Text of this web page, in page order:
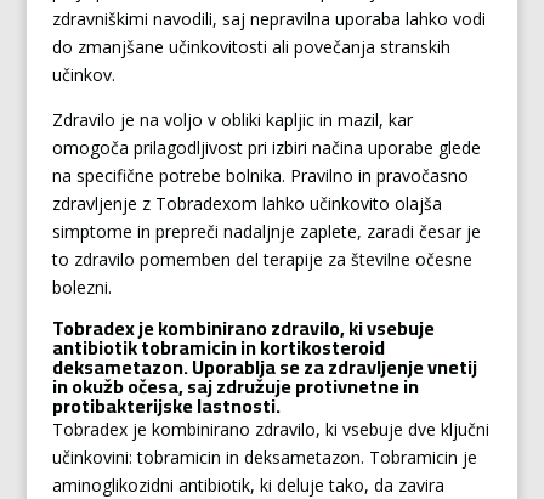
zdravniškimi navodili, saj nepravilna uporaba lahko vodi
do zmanjšane učinkovitosti ali povečanja stranskih
učinkov.
Zdravilo je na voljo v obliki kapljic in mazil, kar
omogoča prilagodljivost pri izbiri načina uporabe glede
na specifične potrebe bolnika. Pravilno in pravočasno
zdravljenje z Tobradexom lahko učinkovito olajša
simptome in prepreči nadaljnje zaplete, zaradi česar je
to zdravilo pomemben del terapije za številne očesne
bolezni.
Tobradex je kombinirano zdravilo, ki vsebuje
antibiotik tobramicin in kortikosteroid
deksametazon. Uporablja se za zdravljenje vnetij
in okužb očesa, saj združuje protivnetne in
protibakterijske lastnosti.
Tobradex je kombinirano zdravilo, ki vsebuje dve ključni
učinkovini: tobramicin in deksametazon. Tobramicin je
aminoglikozidni antibiotik, ki deluje tako, da zavira